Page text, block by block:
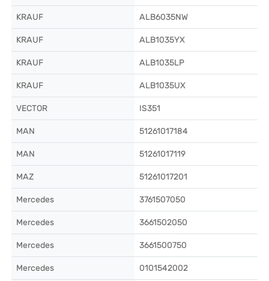
KRAUF ALB6035NW
KRAUF ALB1035YX
KRAUF ALB1035LP
KRAUF ALB1035UX
VECTOR IS351
MAN 51261017184
MAN 51261017119
MAZ 51261017201
Mercedes 3761507050
Mercedes 3661502050
Mercedes 3661500750
Mercedes 0101542002